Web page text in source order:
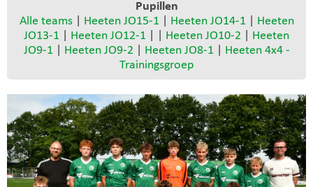
Pupillen
Alle teams| Heeten JO15-1| Heeten JO14-1|
Heeten
JO13-1
Heeten JO12-1 Heeten JO10-2
Heeten
JO9-1| Heeten JO9-2 Heeten JO8-1|
Heeten 4x4 -
Trainingsgroep